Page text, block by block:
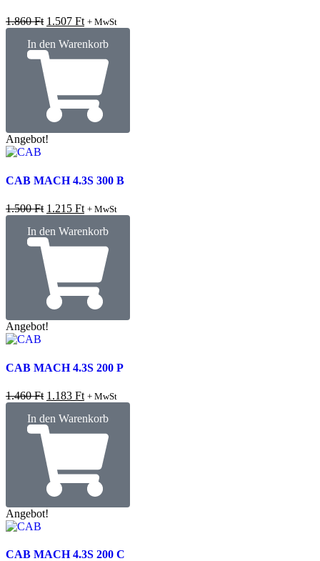
1.860Ft 1.507 Ft + MwSt
In den Warenkorb
Angebot!
CAB MACH 4.3S 300 B
1.500Ft 1.215 Ft + MwSt
In den Warenkorb
Angebot!
CAB MACH 4.3S 200 P
1.460Ft 1.183 Ft + MwSt
In den Warenkorb
Angebot!
CAB MACH 4.3S 200 C